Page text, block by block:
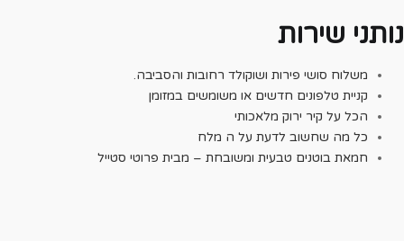
שירות
משלוח סושי פירות ושוקולד רחובות והסביבה.
קניית טלפונים חדשים או משומשים במזומן
הכל על קיר ירוק מלאכותי
כל מה שחשוב לדעת על ה מלח
חמאת בוטנים טבעית ומשובחת – מבית פרוטי סטייל